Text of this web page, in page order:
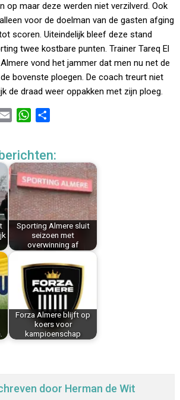
op maar deze werden niet verzilverd. Ook
voor de doelman van de gasten afging
scoren. Uiteindelijk bleef deze stand
twee kostbare punten. Trainer Tareq El
vond het jammer dat men nu net de
bovenste ploegen. De coach treurt niet
de draad weer oppakken met zijn ploeg.
i
l
W
t
s
A
p
p
e
n
Sporting Almere sluit
seizoen met
overwinning af
Forza Almere blijft op
koers voor
kampioenschap
door Herman de Wit